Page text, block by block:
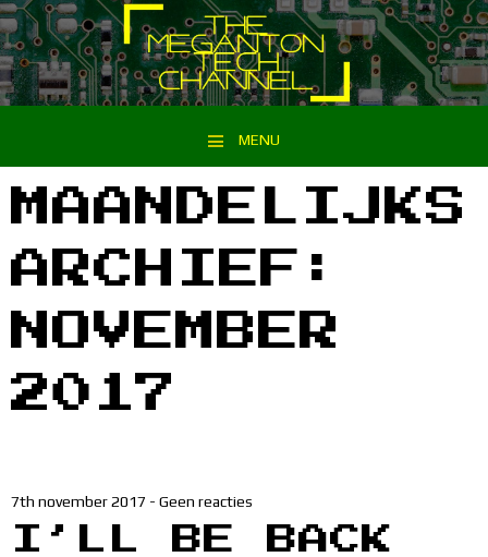
MENU
Spring naar inhoud
MAANDELIJKS
ARCHIEF:
NOVEMBER
2017
7th november 2017 - Geen reacties
I’LL BE BACK